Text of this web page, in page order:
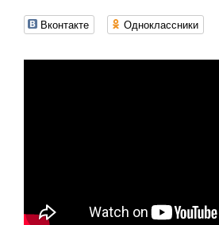
Вконтакте Одноклассники